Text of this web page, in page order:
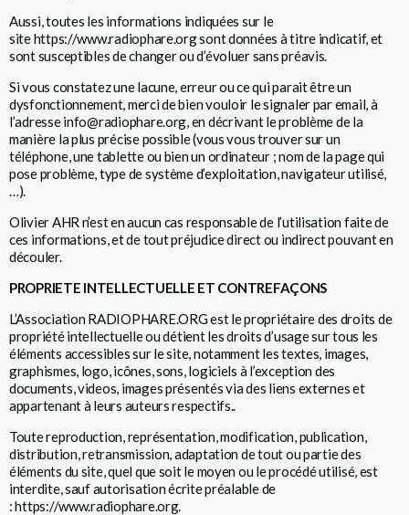
Aussi, toutes les informations indiquées sur le
sitehttps://www.radiophare.orgsont données à titre indicatif, et
sont susceptibles de changer ou d’évoluer sans préavis.
Si vous constatez une lacune, erreur ou ce qui parait être un
dysfonctionnement, merci de bien vouloir le signaler par email, à
l’adresse info@radiophare.org, en décrivant le problème de la
manière la plus précise possible (vous vous trouver sur un
téléphone, une tablette ou bien un ordinateur ; nom de la page qui
pose problème, type de système d’exploitation, navigateur utilisé,
…).
Olivier AHR n’est en aucun cas responsable de l’utilisation faite de
ces informations, et de tout préjudice direct ou indirect pouvant en
découler.
PROPRIETE INTELLECTUELLE ET CONTREFAÇONS
L’AssociationRADIOPHARE.ORGest le propriétaire des droits de
propriété intellectuelle ou détient les droits d’usage sur tous les
éléments accessibles sur le site, notamment les textes, images,
graphismes, logo, icônes, sons, logiciels à l’exception des
documents, videos, images présentés via des liens externes et
appartenant à leurs auteurs respectifs..
Toute reproduction, représentation, modification, publication,
distribution, retransmission, adaptation de tout ou partie des
éléments du site, quel que soit le moyen ou le procédé utilisé, est
interdite, sauf autorisation écrite préalable de
:https://www.radiophare.org.